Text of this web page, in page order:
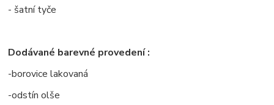
- šatní tyče
Dodávané barevné provedení :
-borovice lakovaná
-odstín olše